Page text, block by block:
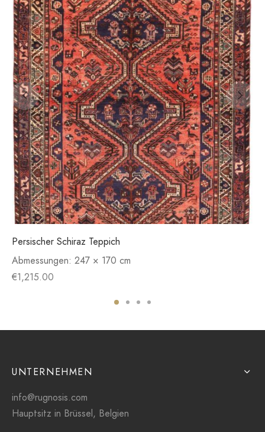
Persischer Schiraz Teppich
Abmessungen: 247 × 170 cm
€1,215.00
UNTERNEHMEN
info@rugnosis.com
Hauptsitz in Brüssel, Belgien